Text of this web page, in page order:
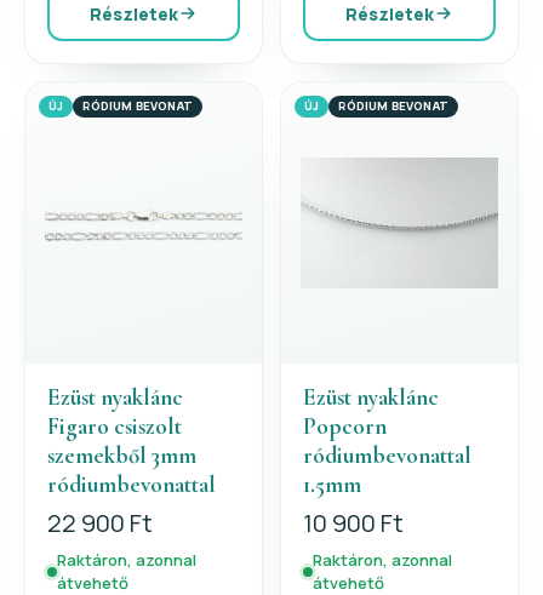
Részletek Részletek
ÚJ RÓDIUM BEVONAT
Ezüst nyaklánc
Figaro csiszolt
szemekből 3mm
ródiumbevonattal
22 900 Ft
Raktáron, azonnal
átvehető
ÚJ RÓDIUM BEVONAT
Ezüst nyaklánc
Popcorn
ródiumbevonattal
1.5mm
10 900 Ft
Raktáron, azonnal
átvehető